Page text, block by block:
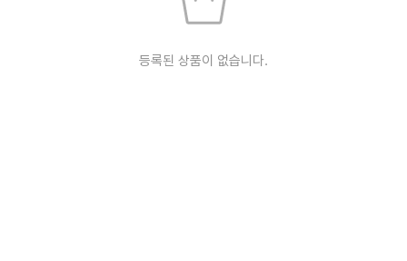
등록된 상품이 없습니다.